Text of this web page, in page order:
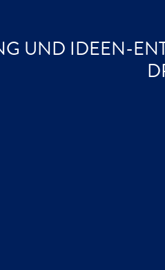
UND IDEEN-